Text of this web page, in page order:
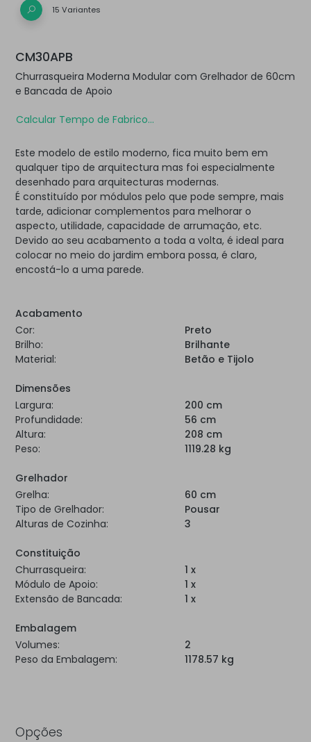
15 Variantes
CM30APB
Churrasqueira Moderna Modular com Grelhador de 60cm
e Bancada de Apoio
Calcular Tempo de Fabrico...
Este modelo de estilo moderno, fica muito bem em
qualquer tipo de arquitectura mas foi especialmente
desenhado para arquitecturas modernas.
É constituído por módulos pelo que pode sempre, mais
tarde, adicionar complementos para melhorar o
aspecto, utilidade, capacidade de arrumação, etc.
Devido ao seu acabamento a toda a volta, é ideal para
colocar no meio do jardim embora possa, é claro,
encostá-lo a uma parede.
Acabamento
Cor:
Preto
Brilho:
Brilhante
Material:
Betão e Tijolo
Dimensões
Largura:
200 cm
Profundidade:
56 cm
Altura:
208 cm
Peso:
1119.28 kg
Grelhador
Grelha:
60 cm
Tipo de Grelhador:
Pousar
Alturas de Cozinha:
3
Constituição
Churrasqueira:
1 x
Módulo de Apoio:
1 x
Extensão de Bancada:
1 x
Embalagem
Volumes:
2
Peso da Embalagem:
1178.57 kg
Opções